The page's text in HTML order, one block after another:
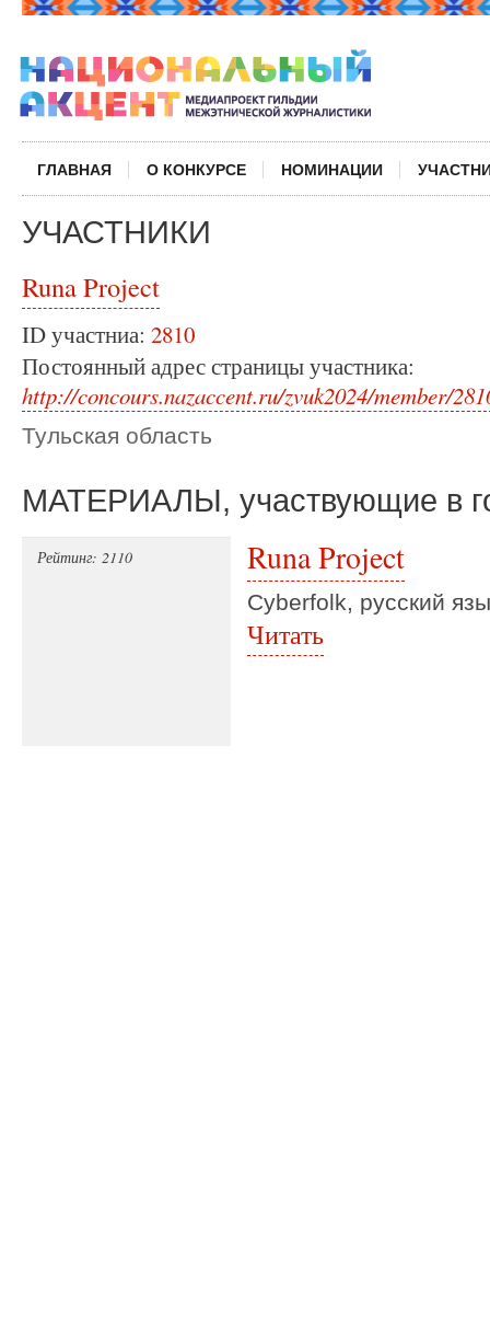
ГЛАВНАЯ О КОНКУРСЕ НОМИНАЦИИ
УЧАСТНИКИ
Runa Project
ID участниа: 2810
Постоянный адрес страницы участника:
http://concours.nazaccent.ru/zvuk2024/member/
Тульская область
МАТЕРИАЛЫ, участвующие в
Рейтинг: 2110 Runa Project
Cyberfolk, русский
Читать